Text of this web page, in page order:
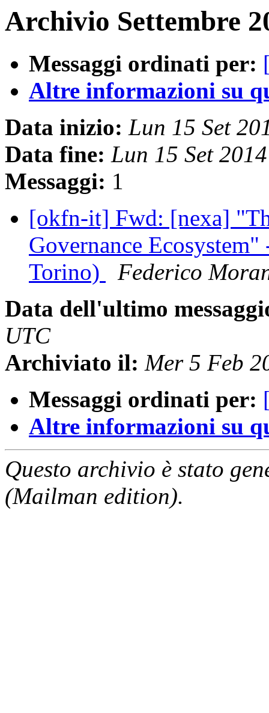
Archivio Settembre
Messaggi ordinati per:
Altre informazioni su
Data inizio: Lun 15 Set
Data fine: Lun 15 Set
Messaggi: 1
[okfn-it] Fwd: [nexa]
Governance
Torino)
Federico
Data dell'ultimo
UTC
Archiviato il: Mer 5 Feb
Messaggi ordinati per:
Altre informazioni su
Questo archivio è stato
(Mailman edition).